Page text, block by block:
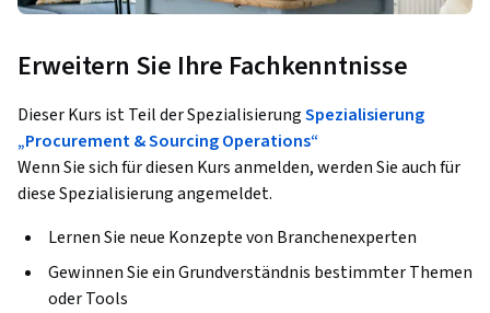
Erweitern Sie Ihre Fachkenntnisse
Dieser Kurs ist Teil der SpezialisierungSpezialisierung
„Procurement & Sourcing Operations“
Wenn Sie sich für diesen Kurs anmelden, werden Sie auch für
diese Spezialisierung angemeldet.
Lernen Sie neue Konzepte von Branchenexperten
Gewinnen Sie ein Grundverständnis bestimmter Themen
oder Tools